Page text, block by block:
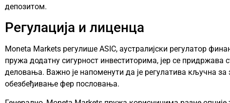
депозитом.
Регулација и лиценца
Moneta Markets регулише ASIC, аустралијски регулатор
пружа додатну сигурност инвеститорима, јер се придржава
деловања. Важно је напоменути да је регулатива кључна за
обезбеђивање фер пословања.